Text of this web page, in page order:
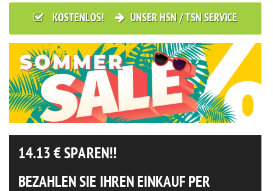
KOSTENLOS! UNSER HSN / TSN SERVICE
14.13€ SPAREN!!
BEZAHLEN SIE IHREN EINKAUF PER